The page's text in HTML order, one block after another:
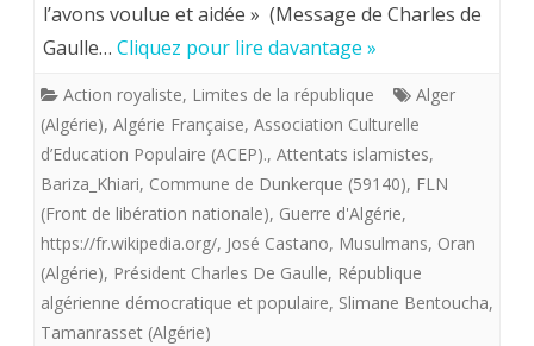
l’Algérie
la
France
Algérienne
.
l’avons voulue et aidée » (Message de Charles de
Gaulle… Cliquez pour lire davantage »
Action royaliste, Limites de la république
Alger
(Algérie), Algérie Française, Association Culturelle
d’Education Populaire (ACEP)., Attentats islamistes,
Bariza_Khiari, Commune de Dunkerque (59140), FLN
(Front de libération nationale), Guerre d'Algérie,
https://fr.wikipedia.org/, José Castano, Musulmans, Oran
(Algérie), Président Charles De Gaulle, République
algérienne démocratique et populaire, Slimane Bentoucha,
Tamanrasset (Algérie)